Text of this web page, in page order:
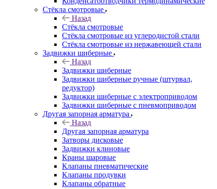
Стёкла смотровые
Назад
Стёкла смотровые
Стёкла смотровые из углеродистой стали
Стёкла смотровые из нержавеющей стали
Задвижки шиберные
Назад
Задвижки шиберные
Задвижки шиберные ручные (штурвал,
редуктор)
Задвижки шиберные с электроприводом
Задвижки шиберные с пневмоприводом
Другая запорная арматура
Назад
Другая запорная арматура
Затворы дисковые
Задвижки клиновые
Краны шаровые
Клапаны пневматические
Клапаны продувки
Клапаны обратные